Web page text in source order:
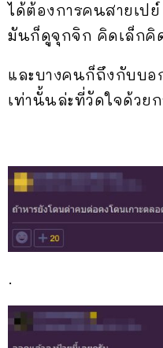
ได้ต้องการคนสายเป
มันก็ดูจุกจิก คิดเล็กคิ
และบางคนก็ถึงกับบอ
เท่านั้นล่ะที่วัดใจด้วยก
.